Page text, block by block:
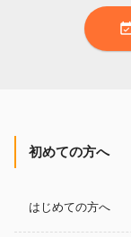
初めての方へ
はじめての方へ